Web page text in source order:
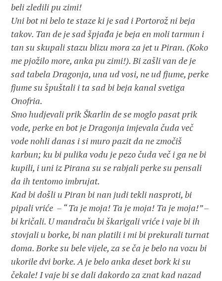
beli zledili pu zimi!
Uni bot ni belo te staze ki je sad i Portorož ni beja
takov. Tan de je sad špjađa je beja en moli tarmun i
tan su skupali stazu blizu mora za jet u Piran. (Koko
me pjožilo more, anka pu zimi!). Bi zašli van de je
sad tabela Dragonja, una ud vosi, ne ud fjume, perke
fjume su špuštali i ta sad bi beja kanal svetiga
Onofria.
Smo hudjevali prik Škarlin de se moglo pasat prik
vode, perke en bot je Dragonja imjevala čuda več
vode nohli danas i si muro pazit da ne zmočiš
karbun; ku bi pulika vodu je pezo čuda več i ga ne bi
kupili, i uni iz Pirana su se rabjali perke su pensali
da ih tentomo imbrujat.
Kad bi došli u Piran bi nan judi tekli nasproti, bi
pipali vriće – “ Ta je moja! Ta je moja! Ta je moja!” –
bi kričali. U mandraču bi škarigali vriće i vaje bi ih
stovjali u borke, bi nan platili i mi bi prekurali turnat
doma. Borke su bele vijele, za se ča je belo na vozu bi
ukorile dvi borke. A je belo anka deset bork ki su
čekale! I vaje bi se dali dakordo za znat kad nazad